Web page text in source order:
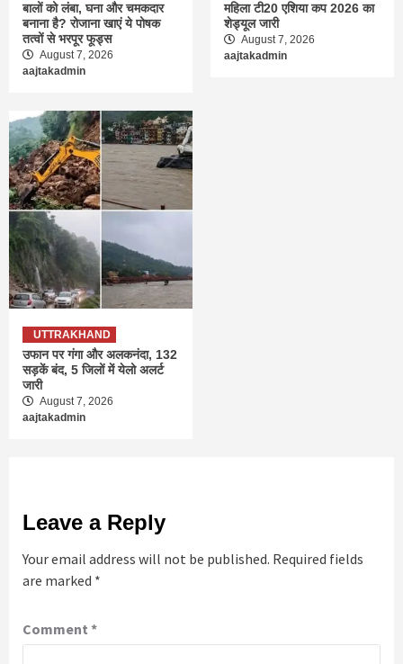
बालों को लंबा, घना और चमकदार
बनाना है? रोजाना खाएं ये पोषक
तत्वों से भरपूर फूड्स
August 7, 2026
aajtakadmin
महिला टी20 एशिया कप 2026 का
शेड्यूल जारी
August 7, 2026
aajtakadmin
UTTRAKHAND
उफान पर गंगा और अलकनंदा, 132
सड़कें बंद, 5 जिलों में येलो अलर्ट
जारी
August 7, 2026
aajtakadmin
Leave a Reply
Your email address will not be published. Required fields
are marked *
Comment *